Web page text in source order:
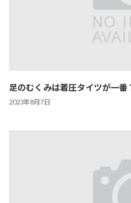
足のむくみは着圧タイツが一番
2023年8月7日